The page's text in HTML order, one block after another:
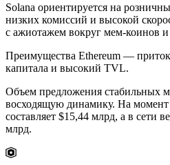
Solana ориентируется на
низких комиссий и высокой
с ажиотажем вокруг мем-коинов
Преимущества Ethereum —
капитала и высокий TVL.
Объем предложения стабильных
восходящую динамику. На момент
составляет $15,44 млрд, а в сети
млрд.